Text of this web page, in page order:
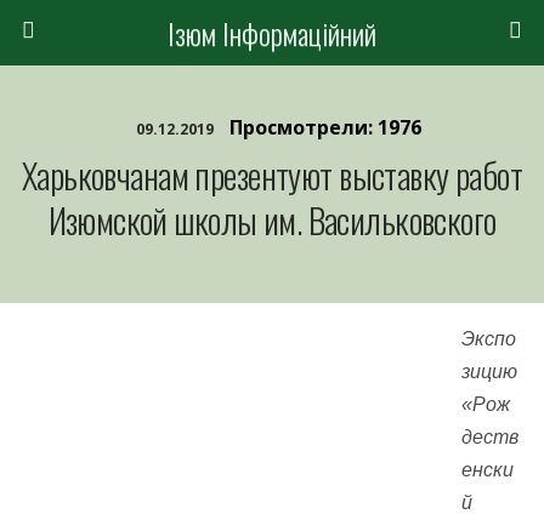
Ізюм Інформаційний
09.12.2019 Просмотрели: 1976
Харьковчанам презентуют выставку работ
Изюмской школы им. Васильковского
Экспо
зицию
«Рож
деств
енски
й